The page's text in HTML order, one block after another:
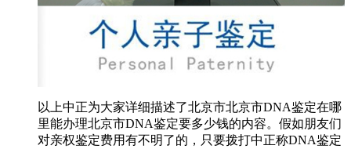
以上中正为大家详细描述了北京市北京市DNA鉴定在哪
里能办理北京市DNA鉴定要多少钱的内容。假如朋友们
对亲权鉴定费用有不明了的，只要拨打中正称DNA鉴定